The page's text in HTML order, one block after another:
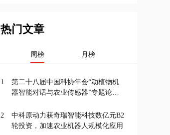
热门文章
周榜 月榜
1
第二十八届中国科协年会“动植物机
器智能对话与农业传感器”专题论坛
2
中科原动力获奇瑞智能科技数亿元B2
轮投资，加速农业机器人规模化应用